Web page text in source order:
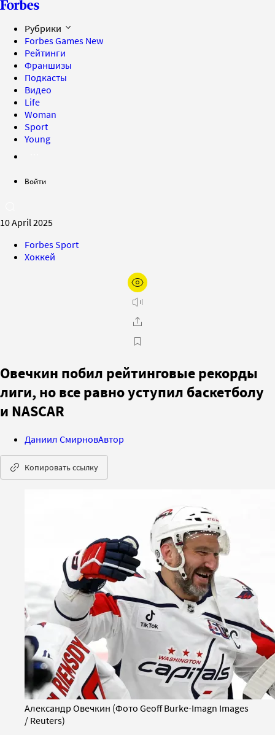
Рубрики
Forbes Games New
Рейтинги
Франшизы
Подкасты
Видео
Life
Woman
Sport
Young
Войти
10 April 2025
Forbes Sport
Хоккей
Овечкин побил рейтинговые рекорды
лиги, но все равно уступил баскетболу
и NASCAR
Даниил СмирновАвтор
Копировать ссылку
Александр Овечкин (Фото Geoff Burke-Imagn Images
/ Reuters)